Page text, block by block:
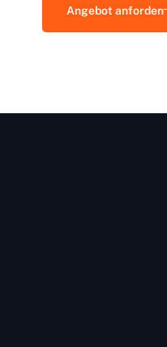
Angebot anforden